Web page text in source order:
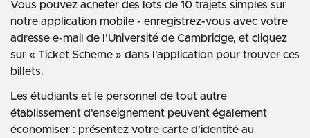
Vous pouvez acheter des lots de 10 trajets simples sur
notre application mobile - enregistrez-vous avec votre
adresse e-mail de l'Université de Cambridge, et cliquez
sur « Ticket Scheme » dans l'application pour trouver ces
billets.
Les étudiants et le personnel de tout autre
établissement d'enseignement peuvent également
économiser : présentez votre carte d'identité au